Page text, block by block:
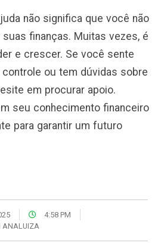
não significa que você não
finanças. Muitas vezes, é
e crescer. Se você sente
ou tem dúvidas sobre
em procurar apoio.
seu conhecimento financeiro
para garantir um futuro
4:58 PM
ANALUIZA